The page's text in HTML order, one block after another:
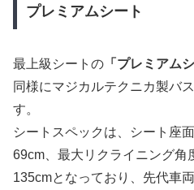
プレミアムシート
最上級シートの 「プレミアム
同様にマジカルテクニカ製バ
す。
シートスペックは、シート座
69cm、最大リクライニング角
135cmとなっており、先代車